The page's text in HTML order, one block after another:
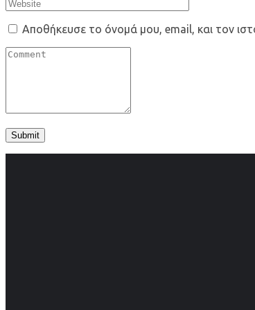
Αποθήκευσε το όνομά μου, email, και τον